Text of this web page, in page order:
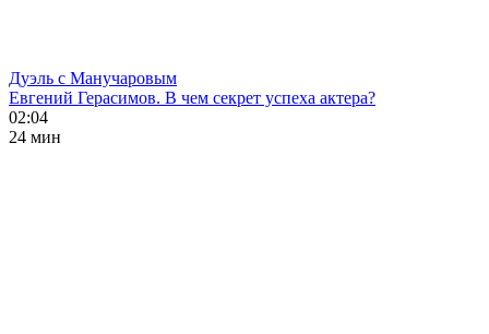
Дуэль с Манучаровым
Евгений Герасимов. В чем секрет успеха актера?
02:04
24 мин